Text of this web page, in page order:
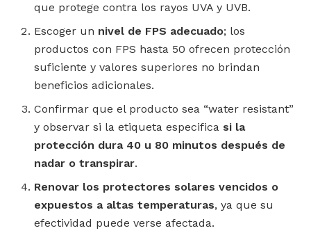
que protege contra los rayos UVA y UVB.
Escoger un nivel de FPS adecuado; los
productos con FPS hasta 50 ofrecen protección
suficiente y valores superiores no brindan
beneficios adicionales.
Confirmar que el producto sea “water resistant”
y observar si la etiqueta especifica si la
protección dura 40 u 80 minutos después de
nadar o transpirar.
Renovar los protectores solares vencidos o
expuestos a altas temperaturas, ya que su
efectividad puede verse afectada.